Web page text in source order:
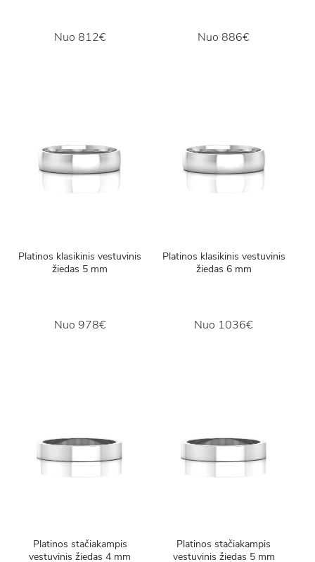
Nuo 812€ Nuo886€
Platinos klasikinis vestuvinis
žiedas 5 mm
Nuo 978€
Platinos klasikinis vestuvinis
žiedas 6 mm
Nuo 1036€
Platinos stačiakampis
vestuvinis žiedas 4 mm
Platinos stačiakampis
vestuvinis žiedas 5 mm